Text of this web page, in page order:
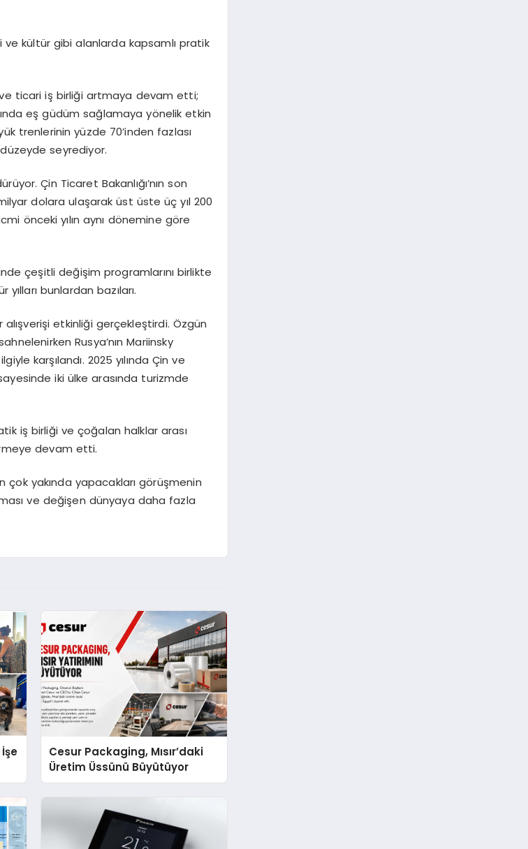
ve kültür gibi alanlarda kapsamlı pratik
ve ticari iş birliği artmaya devam etti;
eş güdüm sağlamaya yönelik etkin
trenlerinin yüzde 70’inden fazlası
seyrediyor.
Çin Ticaret Bakanlığı’nın son
dolara ulaşarak üst üste üç yıl 200
önceki yılın aynı dönemine göre
çeşitli değişim programlarını birlikte
bunlardan bazıları.
alışverişi etkinliği gerçekleştirdi. Özgün
Rusya’nın Mariinsky
karşılandı. 2025 yılında Çin ve
iki ülke arasında turizmde
iş birliği ve çoğalan halklar arası
devam etti.
çok yakında yapacakları görüşmenin
ve değişen dünyaya daha fazla
Cesur Packaging, Mısır’daki
Üretim Üssünü Büyütüyor